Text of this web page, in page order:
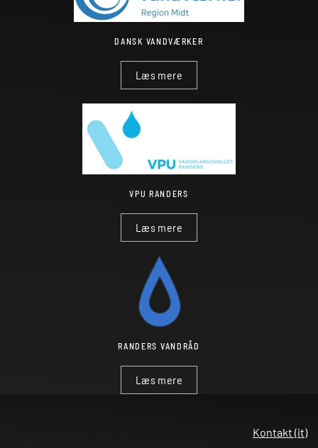
DANSK VANDVÆRKER
Læs mere
VPU RANDERS
Læs mere
RANDERS VANDRÅD
Læs mere
Kontakt (it)